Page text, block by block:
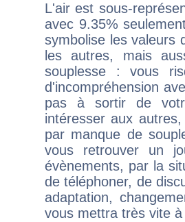
L'air est sous-
avec 9.35%
symbolise les valeurs
les autres, mais
souplesse : vous
d'incompréhension
pas à sortir de
intéresser aux
par manque de
vous retrouver un
évènements, par la
de téléphoner, de
adaptation,
vous mettra très vite